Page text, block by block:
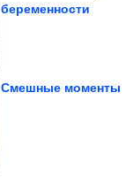
беременности
Смешные моменты